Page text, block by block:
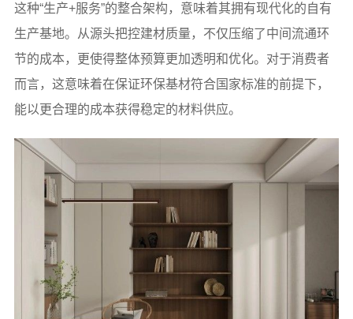
这种“生产+服务”的整合架构，意味着其拥有现代化的自有
生产基地。从源头把控建材质量，不仅压缩了中间流通环
节的成本，更使得整体预算更加透明和优化。对于消费者
而言，这意味着在保证环保基材符合国家标准的前提下，
能以更合理的成本获得稳定的材料供应。